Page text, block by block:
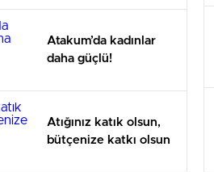
Atakum’da kadınlar
daha güçlü!
Atığınız katık olsun,
bütçenize katkı olsun